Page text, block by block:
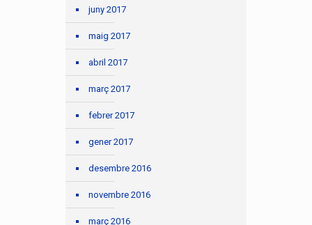
juny 2017
maig 2017
abril 2017
març 2017
febrer 2017
gener 2017
desembre 2016
novembre 2016
març 2016